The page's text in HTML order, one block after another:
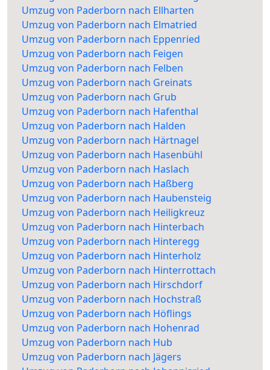
Umzug von Paderborn nach Ellharten
Umzug von Paderborn nach Elmatried
Umzug von Paderborn nach Eppenried
Umzug von Paderborn nach Feigen
Umzug von Paderborn nach Felben
Umzug von Paderborn nach Greinats
Umzug von Paderborn nach Grub
Umzug von Paderborn nach Hafenthal
Umzug von Paderborn nach Halden
Umzug von Paderborn nach Härtnagel
Umzug von Paderborn nach Hasenbühl
Umzug von Paderborn nach Haslach
Umzug von Paderborn nach Haßberg
Umzug von Paderborn nach Haubensteig
Umzug von Paderborn nach Heiligkreuz
Umzug von Paderborn nach Hinterbach
Umzug von Paderborn nach Hinteregg
Umzug von Paderborn nach Hinterholz
Umzug von Paderborn nach Hinterrottach
Umzug von Paderborn nach Hirschdorf
Umzug von Paderborn nach Hochstraß
Umzug von Paderborn nach Höflings
Umzug von Paderborn nach Hohenrad
Umzug von Paderborn nach Hub
Umzug von Paderborn nach Jägers